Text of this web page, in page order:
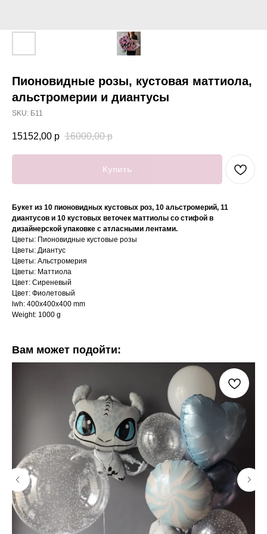
Пионовидные розы, кустовая маттиола,
альстромерии и диантусы
SKU: Б11
15152,00 р 16000,00 р
Купить
Букет из 10 пионовидных кустовых роз, 10 альстромерий, 11
диантусов и 10 кустовых веточек маттиолы со стифой в
дизайнерской упаковке с атласными лентами.
Цветы: Пионовидные кустовые розы
Цветы: Диантус
Цветы: Альстромерия
Цветы: Маттиола
Цвет: Сиреневый
Цвет: Фиолетовый
lwh: 400x400x400 mm
Weight: 1000 g
Вам может подойти: